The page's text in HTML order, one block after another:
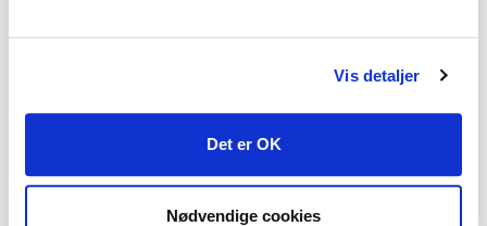
Vis detaljer
Det er OK
Nødvendige cookies
Et sted på Fyn